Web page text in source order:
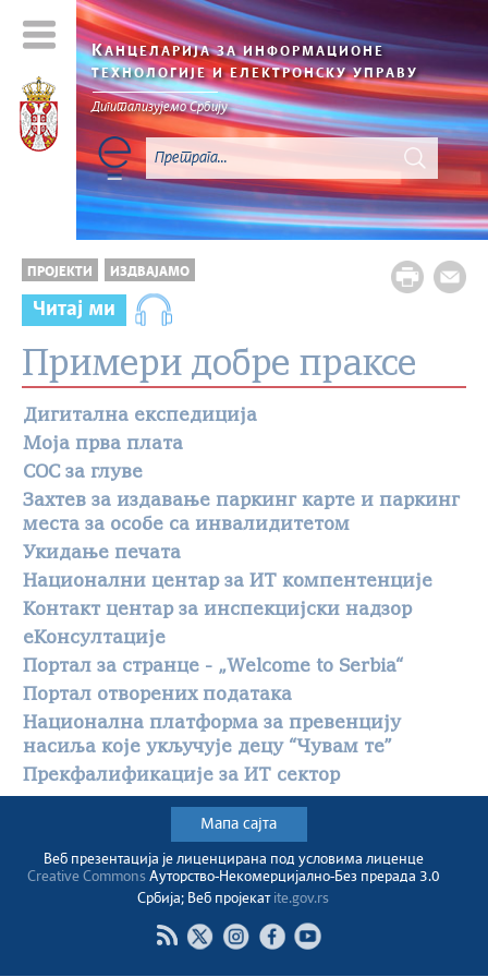
КАНЦЕЛАРИЈА ЗА ИНФОРМАЦИОНЕ
ТЕХНОЛОГИЈЕ И ЕЛЕКТРОНСКУ УПРАВУ
Дигитализујемо Србију
ПРОЈЕКТИ ИЗДВАЈАМО
Читај ми
Примери добре праксе
Дигитална експедиција
Моја прва плата
СОС за глуве
Захтев за издавање паркинг карте и паркинг
места за особе са инвалидитетом
Укидање печата
Национални центар за ИТ компентенције
Контакт центар за инспекцијски надзор
еКонсултације
Портал за странце - „Welcome to Serbia“
Портал отворених података
Национална платформа за превенцију
насиља које укључује децу “Чувам те”
Прекфалификације за ИТ сектор
Мапа сајта
Веб презентација jе лиценциранa под условима лиценце
Creative CommonsАуторство-Некомерцијално-Без прерада 3.0
Србија; Веб пројекат ite.gov.rs